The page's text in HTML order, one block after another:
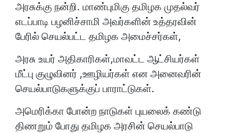
அரசுக்கு நன்றி. மாண்புமிகு தமிழக முதல்வர்
எடப்பாடி பழனிச்சாமி அவர்களின் உத்தரவின்
பேரில் செயல்பட்ட தமிழக அமைச்சர்கள்,
அரசு உயர் அதிகாரிகள்,மாவட்ட ஆட்சியர்கள்
மீட்பு குழுவினர் ,ஊழியர்கள் என அனைவரின்
செயல்பாடுகளுக்குப் பாராட்டுகள்.
அமெரிக்கா போன்ற நாடுகள் புயலைக் கண்டு
திணறும் போது தமிழக அரசின் செயல்பாடு